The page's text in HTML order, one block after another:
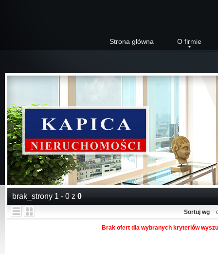
Strona główna O firmie
brak_strony 1 - 0 z 0
Sortuj wg
Brak ofert dla wybranych kryteriów